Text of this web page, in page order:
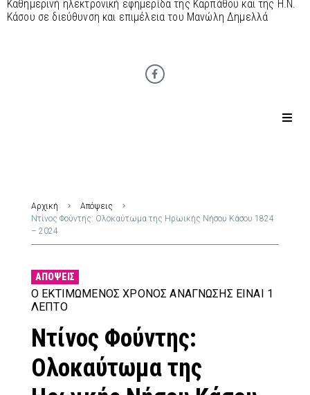
Καθημερινή ηλεκτρονική εφημερίδα της Καρπάθου και της Η.Ν.
Κάσου σε διεύθυνση και επιμέλεια του Μανώλη Δημελλά
Αρχική
Απόψεις
Ντίνος Φούντης: Ολοκαύτωμα της Ηρωικής Νήσου Κάσου 1824
– 2024
ΑΠΌΨΕΙΣ
Ο ΕΚΤΙΜΏΜΕΝΟΣ ΧΡΌΝΟΣ ΑΝΆΓΝΩΣΗΣ ΕΊΝΑΙ 1
ΛΕΠΤΌ
Ντίνος Φούντης:
Ολοκαύτωμα της